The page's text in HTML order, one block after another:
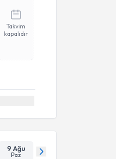
Takvim
kapalıdır
9 Ağu
Paz